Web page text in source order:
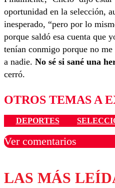
oportunidad en la selección,
inesperado, “pero por lo
porque saldó esa cuenta que
tenían conmigo porque no
a nadie. No sé si sané una
cerró.
OTROS TEMAS A
DEPORTES
Ver comentarios
Los comentarios son
diálogo
LAS MÁS